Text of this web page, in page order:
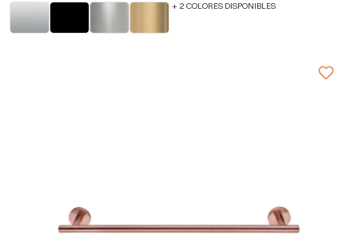
+ 2 COLORES DISPONIBLES